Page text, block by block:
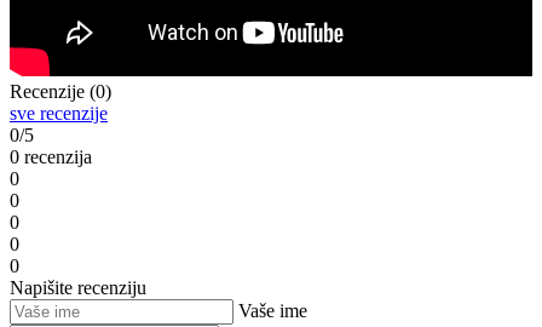
Recenzije (0)
sve recenzije
0/5
0 recenzija
0
0
0
0
0
Napišite recenziju
Vaše ime